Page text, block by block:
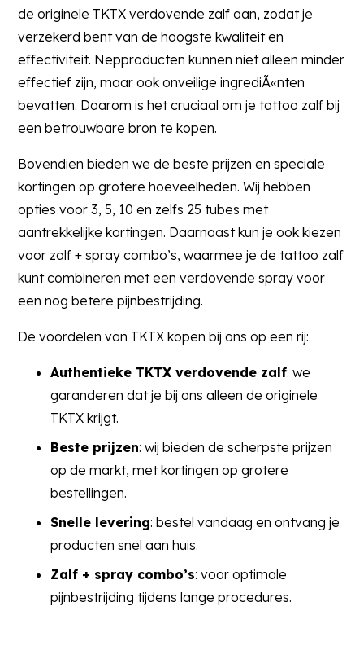
de originele TKTX verdovende zalf aan, zodat je
verzekerd bent van de hoogste kwaliteit en
effectiviteit. Nepproducten kunnen niet alleen minder
effectief zijn, maar ook onveilige ingrediÃ«nten
bevatten. Daarom is het cruciaal om je tattoo zalf bij
een betrouwbare bron te kopen.
Bovendien bieden we de beste prijzen en speciale
kortingen op grotere hoeveelheden. Wij hebben
opties voor 3, 5, 10 en zelfs 25 tubes met
aantrekkelijke kortingen. Daarnaast kun je ook kiezen
voor zalf + spray combo’s, waarmee je de tattoo zalf
kunt combineren met een verdovende spray voor
een nog betere pijnbestrijding.
De voordelen van TKTX kopen bij ons op een rij:
Authentieke TKTX verdovende zalf: we
garanderen dat je bij ons alleen de originele
TKTX krijgt.
Beste prijzen: wij bieden de scherpste prijzen
op de markt, met kortingen op grotere
bestellingen.
Snelle levering: bestel vandaag en ontvang je
producten snel aan huis.
Zalf + spray combo’s: voor optimale
pijnbestrijding tijdens lange procedures.